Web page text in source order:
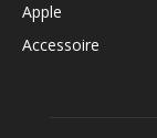
Apple
Accessoire